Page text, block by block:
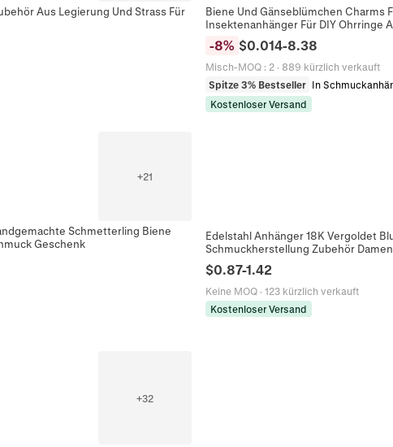
Aus Legierung Und Strass Für
Biene Und Gänseblümchen Charms
Insektenanhänger Für DIY Ohrringe
-8% $0.014-8.38
Misch-MOQ : 2 · 889 kürzlich verkauft
Spitze 3% Bestseller In
Kostenloser Versand
+21
Schmetterling Biene
Geschenk
Edelstahl Anhänger 18K Vergoldet
Schmuckherstellung Zubehör Damen
$0.87-1.42
Keine MOQ · 123 kürzlich verkauft
Kostenloser Versand
+32